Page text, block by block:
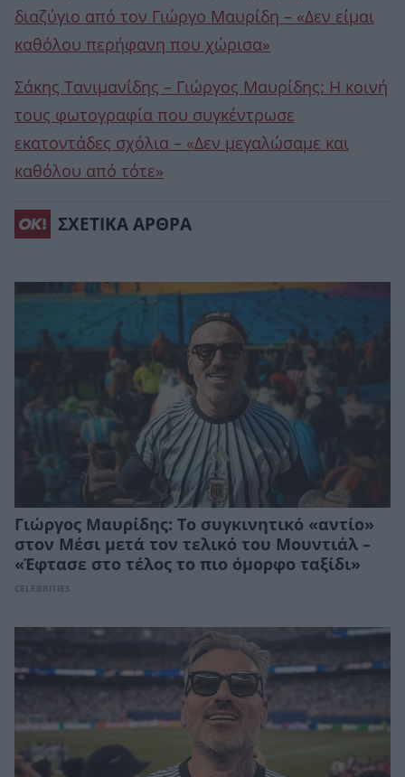
διαζύγιο από τον Γιώργο Μαυρίδη – «Δεν είμαι
καθόλου περήφανη που χώρισα»
Σάκης Τανιμανίδης – Γιώργος Μαυρίδης: H κοινή
τους φωτογραφία που συγκέντρωσε
εκατοντάδες σχόλια – «Δεν μεγαλώσαμε και
καθόλου από τότε»
ΣΧΕΤΙΚΑ ΑΡΘΡΑ
Γιώργος Μαυρίδης: Το συγκινητικό «αντίο»
στον Μέσι μετά τον τελικό του Μουντιάλ –
«Έφτασε στο τέλος το πιο όμορφο ταξίδι»
CELEBRITIES